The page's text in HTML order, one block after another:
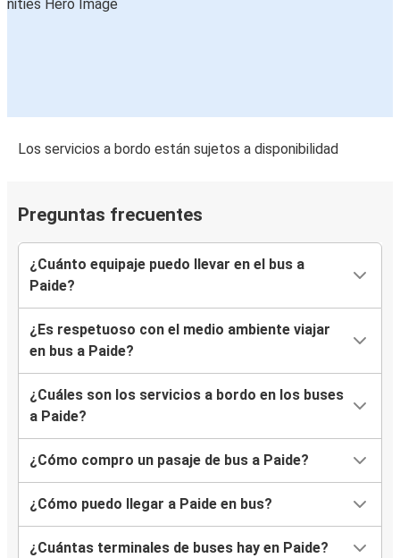
Los servicios a bordo están sujetos a disponibilidad
Preguntas frecuentes
¿Cuánto equipaje puedo llevar en el bus a
Paide?
¿Es respetuoso con el medio ambiente viajar
en bus a Paide?
¿Cuáles son los servicios a bordo en los buses
a Paide?
¿Cómo compro un pasaje de bus a Paide?
¿Cómo puedo llegar a Paide en bus?
¿Cuántas terminales de buses hay en Paide?